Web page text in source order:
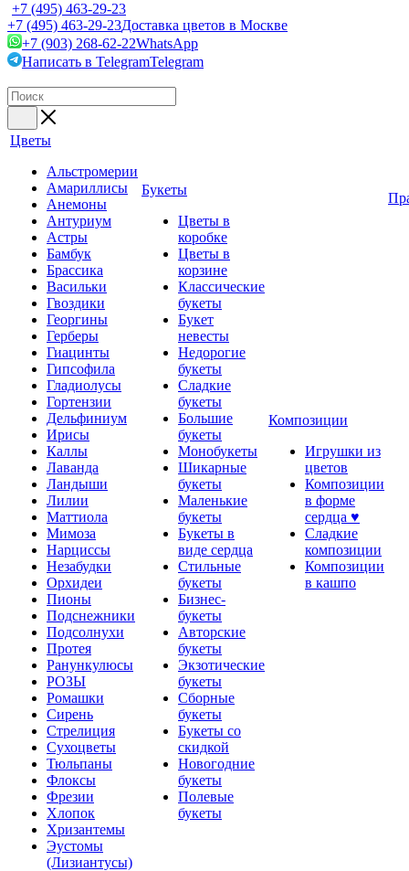
+7 (495) 463-29-23
+7 (495) 463-29-23Доставка цветов в Москве
+7 (903) 268-62-22WhatsApp
Написать в TelegramTelegram
Цветы
Альстромерии
Амариллисы
Анемоны
Антуриум
Астры
Бамбук
Брассика
Васильки
Гвоздики
Георгины
Герберы
Гиацинты
Гипсофила
Гладиолусы
Гортензии
Дельфиниум
Ирисы
Каллы
Лаванда
Ландыши
Лилии
Маттиола
Мимоза
Нарциссы
Незабудки
Орхидеи
Пионы
Подснежники
Подсолнухи
Протея
Ранункулюсы
РОЗЫ
Ромашки
Сирень
Стрелиция
Сухоцветы
Тюльпаны
Флоксы
Фрезии
Хлопок
Хризантемы
Эустомы
(Лизиантусы)
Букеты
Цветы в
коробке
Цветы в
корзине
Классические
букеты
Букет
невесты
Недорогие
букеты
Сладкие
букеты
Большие
букеты
Монобукеты
Шикарные
букеты
Маленькие
букеты
Букеты в
виде сердца
Стильные
букеты
Бизнес-
букеты
Авторские
букеты
Экзотические
букеты
Сборные
букеты
Букеты со
скидкой
Новогодние
букеты
Полевые
букеты
Композиции
Игрушки из
цветов
Композиции
в форме
сердца ♥
Сладкие
композиции
Композиции
в кашпо